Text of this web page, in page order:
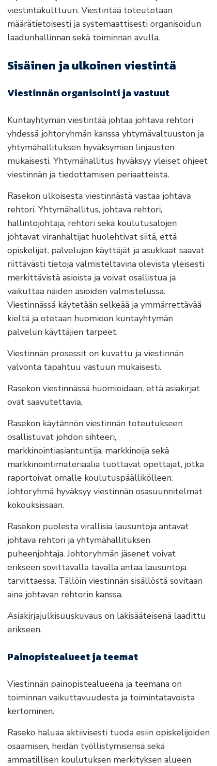
viestintäkulttuuri. Viestintää toteutetaan
määrätietoisesti ja systemaattisesti organisoidun
laadunhallinnan sekä toiminnan avulla.
Sisäinen ja ulkoinen viestintä
Viestinnän organisointi ja vastuut
Kuntayhtymän viestintää johtaa johtava rehtori
yhdessä johtoryhmän kanssa yhtymävaltuuston ja
yhtymähallituksen hyväksymien linjausten
mukaisesti. Yhtymähallitus hyväksyy yleiset ohjeet
viestinnän ja tiedottamisen periaatteista.
Rasekon ulkoisesta viestinnästä vastaa johtava
rehtori. Yhtymähallitus, johtava rehtori,
hallintojohtaja, rehtori sekä koulutusalojen
johtavat viranhaltijat huolehtivat siitä, että
opiskelijat, palvelujen käyttäjät ja asukkaat saavat
riittävästi tietoja valmisteltavina olevista yleisesti
merkittävistä asioista ja voivat osallistua ja
vaikuttaa näiden asioiden valmistelussa.
Viestinnässä käytetään selkeää ja ymmärrettävää
kieltä ja otetaan huomioon kuntayhtymän
palvelun käyttäjien tarpeet.
Viestinnän prosessit on kuvattu ja viestinnän
valvonta tapahtuu vastuun mukaisesti.
Rasekon viestinnässä huomioidaan, että asiakirjat
ovat saavutettavia.
Rasekon käytännön viestinnän toteutukseen
osallistuvat johdon sihteeri,
markkinointiasiantuntija, markkinoija sekä
markkinointimateriaalia tuottavat opettajat, jotka
raportoivat omalle koulutuspäällikölleen.
Johtoryhmä hyväksyy viestinnän osasuunnitelmat
kokouksissaan.
Rasekon puolesta virallisia lausuntoja antavat
johtava rehtori ja yhtymähallituksen
puheenjohtaja. Johtoryhmän jäsenet voivat
erikseen sovittavalla tavalla antaa lausuntoja
tarvittaessa. Tällöin viestinnän sisällöstä sovitaan
aina johtavan rehtorin kanssa.
Asiakirjajulkisuuskuvaus on lakisääteisenä laadittu
erikseen.
Painopistealueet ja teemat
Viestinnän painopistealueena ja teemana on
toiminnan vaikuttavuudesta ja toimintatavoista
kertominen.
Raseko haluaa aktiivisesti tuoda esiin opiskelijoiden
osaamisen, heidän työllistymisensä sekä
ammatillisen koulutuksen merkityksen alueen